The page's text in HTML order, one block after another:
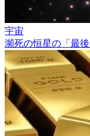
宇宙
瀕死の恒星の「最